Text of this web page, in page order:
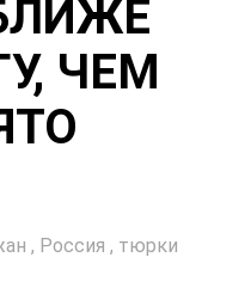
ЧЕМ
, Россия , тюрки